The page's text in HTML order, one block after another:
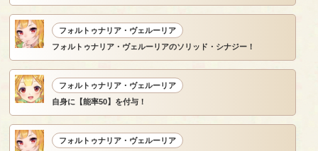
フォルトゥナリア・ヴェルーリア
フォルトゥナリア・ヴェルーリアのソリッド・シナジー！
フォルトゥナリア・ヴェルーリア
自身に【能率50】を付与！
フォルトゥナリア・ヴェルーリア